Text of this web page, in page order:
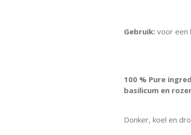
Gebruik: voor een
100 % Pure
basilicum en
Donker, koel en